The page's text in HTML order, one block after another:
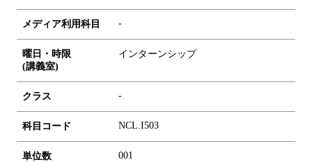
メディア利用科目 -
曜日・時限
(講義室)
インターンシップ
クラス -
科目コード NCL.I503
単位数 001